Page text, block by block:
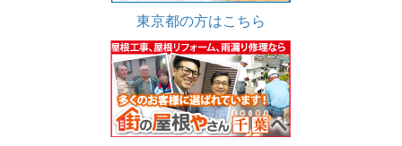
東京都の方はこちら